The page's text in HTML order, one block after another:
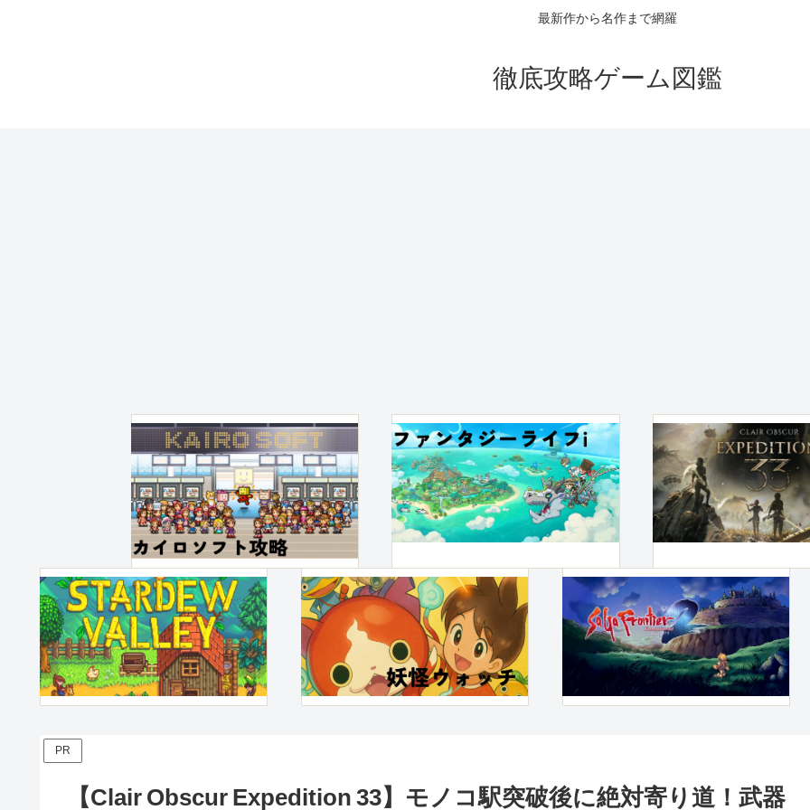
最新作から名作まで網羅
徹底攻略ゲーム図鑑
PR
【Clair Obscur Expedition 33】モノコ駅突破後に絶対寄り道！武器